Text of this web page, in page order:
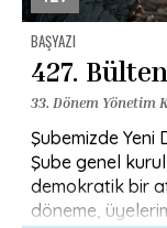
BAŞYAZI
427.
33. Dönem Yönetim
Şubemizde Yeni
Şube genel
demokratik bir
döneme,